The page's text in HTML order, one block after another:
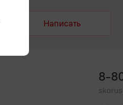
Написать
8-